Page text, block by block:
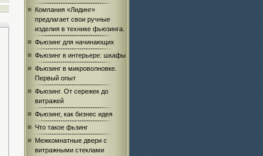
Компания «Лидинг»
предлагает свои ручные
изделия в технике фьюзинга.
Фьюзинг для начинающих
Фьюзинг в интерьере: шкафы
Фьюзинг в микроволновке.
Первый опыт
Фьюзинг. От сережек до
витражей
Фьюзинг, как бизнес идея
Что такое фьзинг
Межкомнатные двери с
витражными стеклами